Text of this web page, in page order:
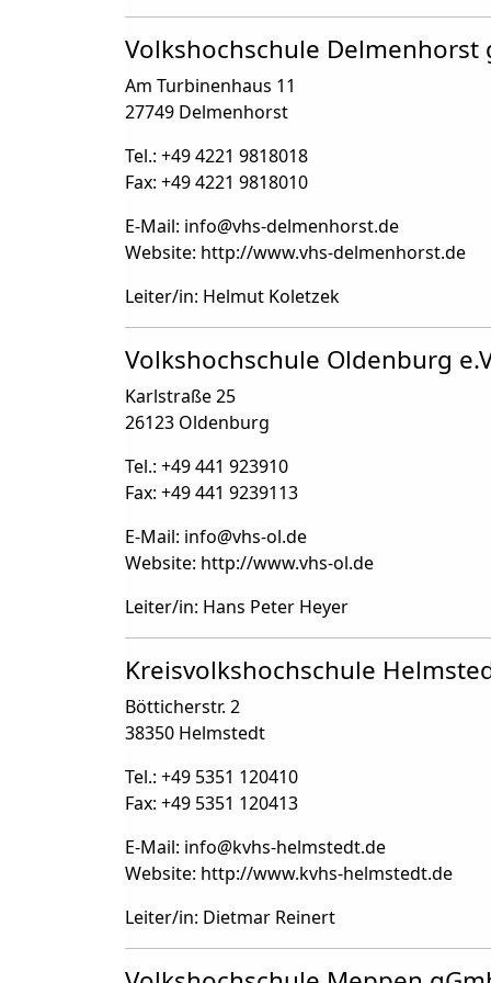
Volkshochschule Delmenhorst
Am Turbinenhaus 11
27749 Delmenhorst
Tel.: +49 4221 9818018
Fax: +49 4221 9818010
E-Mail: info@vhs-delmenhorst.de
Website: http://www.vhs-delmenhorst.de
Leiter/in: Helmut Koletzek
Volkshochschule Oldenburg
Karlstraße 25
26123 Oldenburg
Tel.: +49 441 923910
Fax: +49 441 9239113
E-Mail: info@vhs-ol.de
Website: http://www.vhs-ol.de
Leiter/in: Hans Peter Heyer
Kreisvolkshochschule
Bötticherstr. 2
38350 Helmstedt
Tel.: +49 5351 120410
Fax: +49 5351 120413
E-Mail: info@kvhs-helmstedt.de
Website: http://www.kvhs-helmstedt.de
Leiter/in: Dietmar Reinert